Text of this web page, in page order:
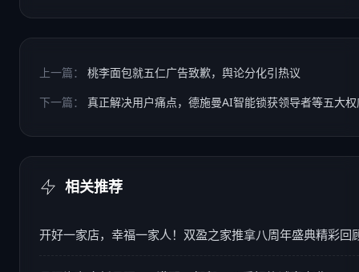
上一篇：
桃李面包就五仁广告致歉，舆论分化引热议
下一篇：
真正解决用户痛点，德施曼AI智能锁获领导者等五大
相关推荐
开好一家店，幸福一家人！双盈之家推拿八周年盛典精彩回